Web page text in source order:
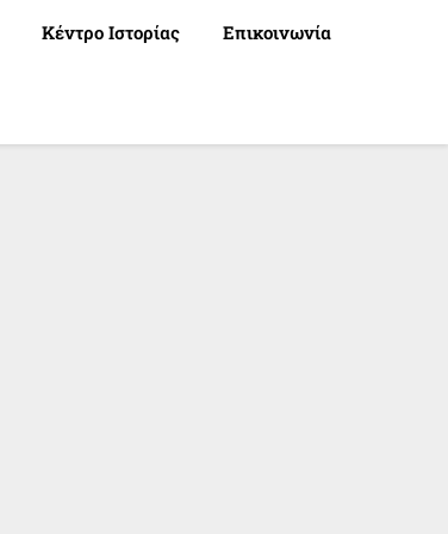
Κέντρο Ιστορίας Επικοινωνία